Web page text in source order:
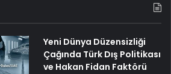
Yeni Dünya Düzensizliği
Çağında Türk Dış Politikası
ve Hakan Fidan Faktörü